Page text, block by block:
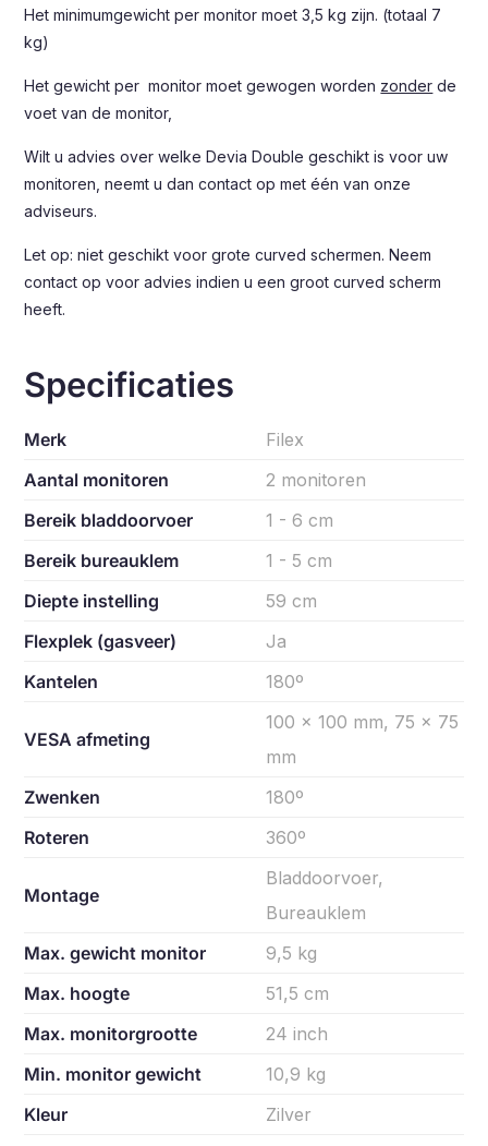
Het minimumgewicht per monitor moet 3,5 kg zijn. (totaal 7
kg)
Het gewicht per monitor moet gewogen worden zonder de
voet van de monitor,
Wilt u advies over welke Devia Double geschikt is voor uw
monitoren, neemt u dan contact op met één van onze
adviseurs.
Let op: niet geschikt voor grote curved schermen. Neem
contact op voor advies indien u een groot curved scherm
heeft.
Specificaties
Merk
Filex
Aantal monitoren
2 monitoren
Bereik bladdoorvoer
1 - 6 cm
Bereik bureauklem
1 - 5 cm
Diepte instelling
59 cm
Flexplek (gasveer)
Ja
Kantelen
180º
VESA afmeting
100 x 100 mm, 75 x 75
mm
Zwenken
180º
Roteren
360º
Montage
Bladdoorvoer,
Bureauklem
Max. gewicht monitor
9,5 kg
Max. hoogte
51,5 cm
Max. monitorgrootte
24 inch
Min. monitor gewicht
10,9 kg
Kleur
Zilver